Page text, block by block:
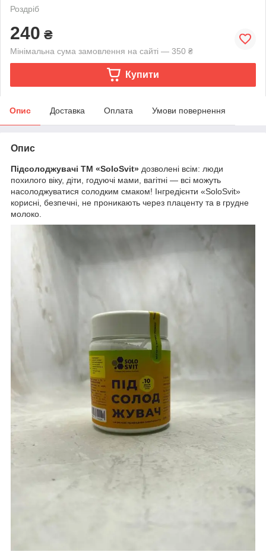
Роздріб
240 ₴
Мінімальна сума замовлення на сайті — 350 ₴
Купити
Опис Доставка Оплата Умови повернення
Опис
Підсолоджувачі ТМ «SoloSvit» дозволені всім: люди
похилого віку, діти, годуючі мами, вагітні — всі можуть
насолоджуватися солодким смаком! Інгредієнти «SoloSvit»
корисні, безпечні, не проникають через плаценту та в грудне
молоко.